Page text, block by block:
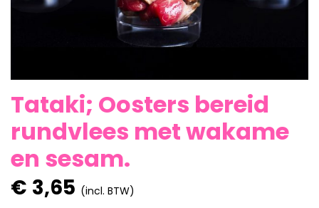
Tataki; Oosters bereid
rundvlees met wakame
en sesam.
€ 3,65 (incl. BTW)